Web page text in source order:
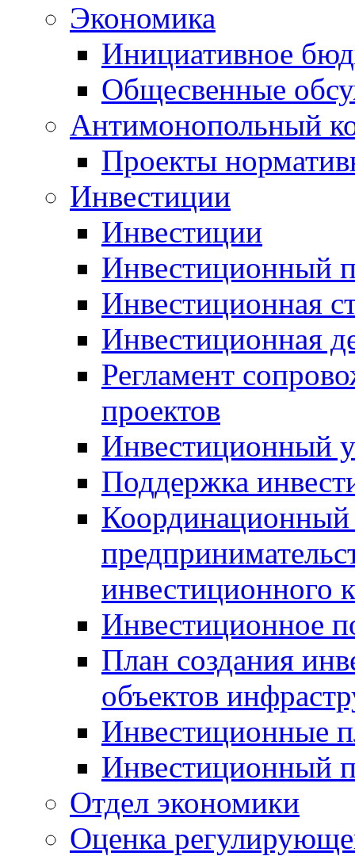
Экономика
Инициативное
Общесвенные
Антимонопольный
Проекты
Инвестиции
Инвестиции
Инвестиционный
Инвестиционная
Инвестиционная
Регламент
проектов
Инвестиционный
Поддержка
Координационный
инвестиционного
Инвестиционное
План создания
объектов
Инвестиционные
Инвестиционный
Отдел экономики
Оценка